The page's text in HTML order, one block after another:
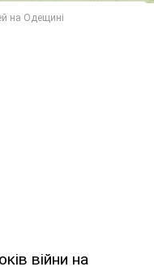
війни на